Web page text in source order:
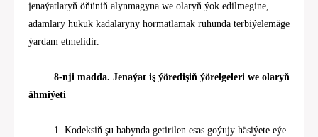
jenaýatlaryň öňüniň alynmagyna we olaryň ýok edilmegine,
adamlary hukuk kadalaryny hormatlamak ruhunda terbiýelemäge
ýardam etmelidir.
8-nji madda. Jenaýat iş ýöredişiň ýörelgeleri we olaryň
ähmiýeti
1. Kodeksiň şu babynda getirilen esas goýujy häsiýete eýe